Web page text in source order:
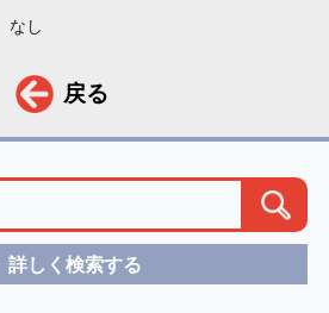
なし
戻る
詳しく検索する